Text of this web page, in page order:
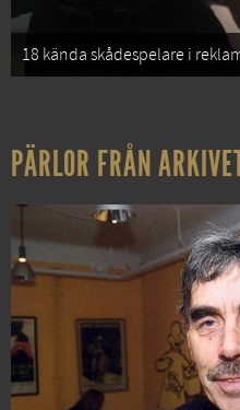
18 kända skådespelare i
PÄRLOR FRÅN